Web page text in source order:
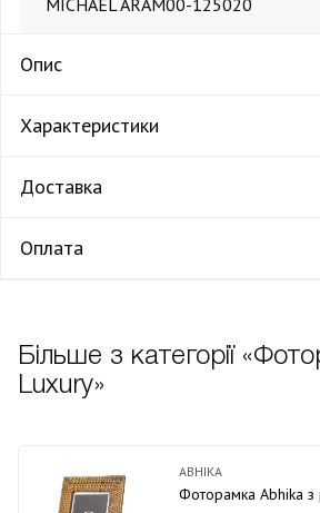
Опис
Характеристики
Доставка
Оплата
Більше з категорії
Luxury»
ABHIKA
Фоторамка Abhika з